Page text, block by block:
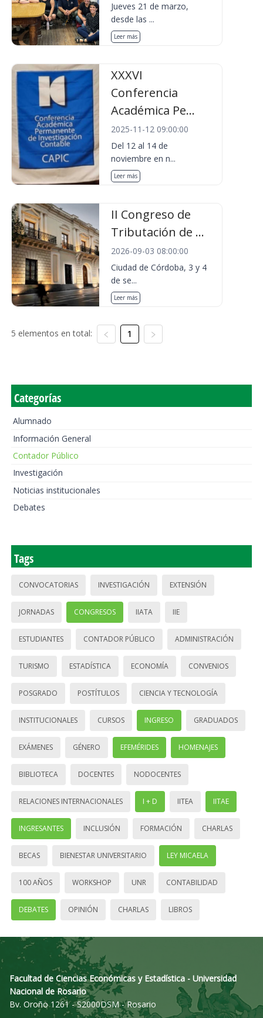
Jueves 21 de marzo,
desde las ...
Leer más
XXXVI
Conferencia
Académica Pe...
2025-11-12 09:00:00
Del 12 al 14 de
noviembre en n...
Leer más
II Congreso de
Tributación de ...
2026-09-03 08:00:00
Ciudad de Córdoba, 3 y 4
de se...
Leer más
5 elementos en total: 1
Categorías
Alumnado
Información General
Contador Público
Investigación
Noticias institucionales
Debates
Tags
CONVOCATORIAS INVESTIGACIÓN EXTENSIÓN
JORNADAS CONGRESOS IIATA IIE
ESTUDIANTES CONTADOR PÚBLICO ADMINISTRACIÓN
TURISMO ESTADÍSTICA ECONOMÍA CONVENIOS
POSGRADO POSTÍTULOS CIENCIA Y TECNOLOGÍA
INSTITUCIONALES CURSOS INGRESO GRADUADOS
EXÁMENES GÉNERO EFEMÉRIDES HOMENAJES
BIBLIOTECA DOCENTES NODOCENTES
RELACIONES INTERNACIONALES I + D IITEA IITAE
INGRESANTES INCLUSIÓN FORMACIÓN CHARLAS
BECAS BIENESTAR UNIVERSITARIO LEY MICAELA
100 AÑOS WORKSHOP UNR CONTABILIDAD
DEBATES OPINIÓN CHARLAS LIBROS
Facultad de Ciencias Económicas y Estadística - Universidad
Nacional de Rosario
Bv. Oroño 1261 - S2000DSM - Rosario